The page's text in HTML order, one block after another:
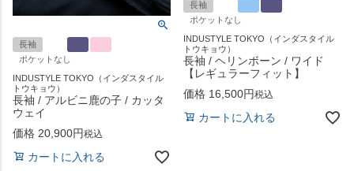
長袖
ポケットなし
INDUSTYLE TOKYO（インダスタイル
トウキョウ）
長袖 / アルビニ鹿の子 / カッタ
ウェイ
価格 20,900 税込
カートに入れる
長袖
ポケットなし
INDUSTYLE TOKYO（インダスタイル
トウキョウ）
長袖 / ヘリンボーン / ワイド
【レギュラーフィット】
価格 16,500 税込
カートに入れる